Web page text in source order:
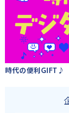
時代の便利GIFT♪